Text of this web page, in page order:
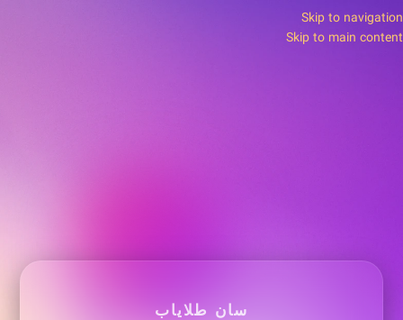
Skip to navigation
Skip to main content
سان طلایاب